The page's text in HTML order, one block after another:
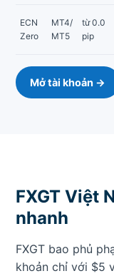
ECN
Zero
MT4/
MT5
từ 0.0
pip
Mở tài khoản →
FXGT Việt
nhanh
FXGT bao phủ
khoản chỉ với $5